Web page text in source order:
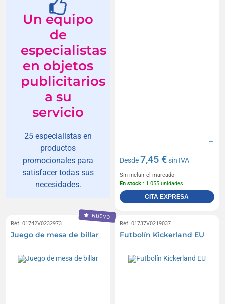
Un equipo
de
especialistas
en objetos
publicitarios
a su
servicio
25 especialistas en
productos
promocionales para
satisfacer todas sus
necesidades.
Desde7,45 €sin IVA
Sin incluir el marcado
En stock : 1 055 unidades
CITA EXPRESA
NUEVO
Réf. 01742V0232973
Juego de mesa de billar
Réf. 01737V0219037
Futbolín Kickerland EU